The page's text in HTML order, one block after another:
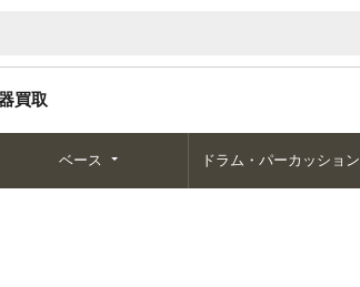
買取
ベース ドラム・パーカッション